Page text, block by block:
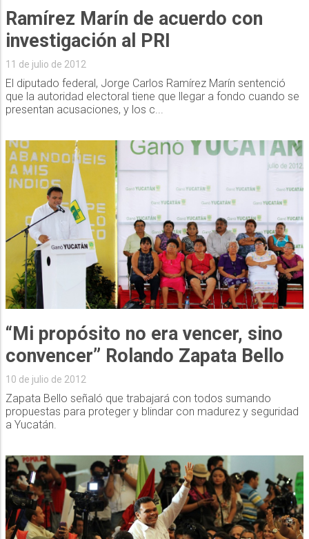
Ramírez Marín de acuerdo con
investigación al PRI
11 de julio de 2012
El diputado federal, Jorge Carlos Ramírez Marín sentenció
que la autoridad electoral tiene que llegar a fondo cuando se
presentan acusaciones, y los c...
“Mi propósito no era vencer, sino
convencer” Rolando Zapata Bello
10 de julio de 2012
Zapata Bello señaló que trabajará con todos sumando
propuestas para proteger y blindar con madurez y seguridad
a Yucatán.